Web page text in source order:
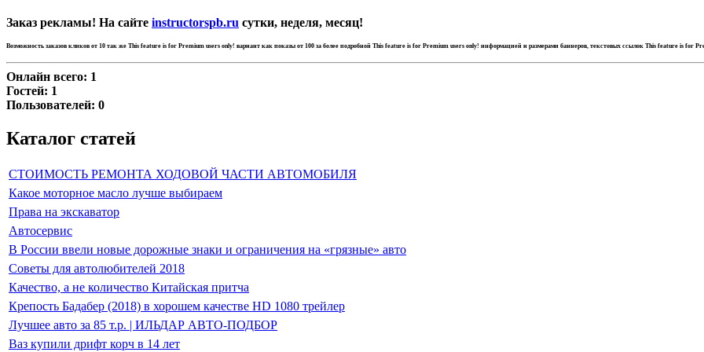
Заказ рекламы! На сайте instructorspb.ru сутки, неделя, месяц!
Возможность заказов кликов от 10 так же This feature is for Premium users only! вариант как показы от 100 за более подробной This feature is for Premium users only! информацией и размерами баннеров, текстовых ссылок This feature is for
Онлайн всего: 1
Гостей: 1
Пользователей: 0
Каталог статей
СТОИМОСТЬ РЕМОНТА ХОДОВОЙ ЧАСТИ АВТОМОБИЛЯ
Какое моторное масло лучше выбираем
Права на экскаватор
Автосервис
В России ввели новые дорожные знаки и ограничения на «грязные» авто
Советы для автолюбителей 2018
Качество, а не количество Китайская притча
Крепость Бадабер (2018) в хорошем качестве HD 1080 трейлер
Лучшее авто за 85 т.р. | ИЛЬДАР АВТО-ПОДБОР
Ваз купили дрифт корч в 14 лет